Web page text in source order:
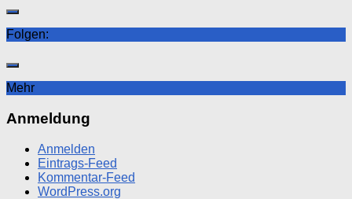
Folgen:
Mehr
Anmeldung
Anmelden
Eintrags-Feed
Kommentar-Feed
WordPress.org